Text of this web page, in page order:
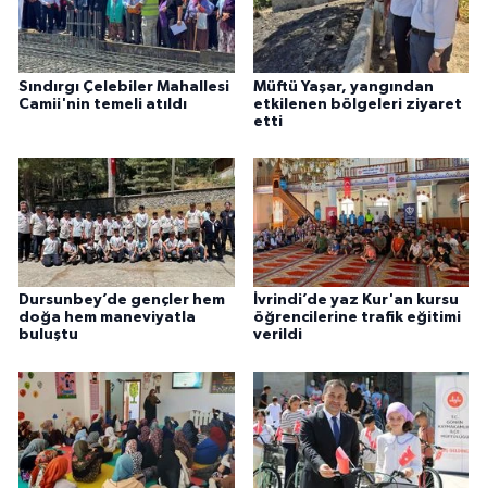
Sındırgı Çelebiler Mahallesi
Camii'nin temeli atıldı
Müftü Yaşar, yangından
etkilenen bölgeleri ziyaret
etti
Dursunbey’de gençler hem
doğa hem maneviyatla
buluştu
İvrindi’de yaz Kur'an kursu
öğrencilerine trafik eğitimi
verildi
Niğde Müftülüğü
Ordu Müftülüğü
Osmaniye Müftülüğü
Rize Müftülüğü
Sakarya Müftülüğü
Samsun Müftülüğü
Siirt Müftülüğü
Sinop Müftülüğü